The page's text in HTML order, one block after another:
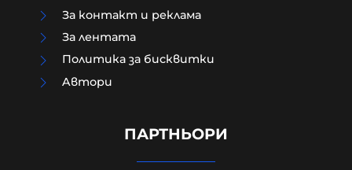
Модернизацията на бойната ни
години нехайство и саботажи
За контакт и реклама
За лентата
Политика за бисквитки
Aвтори
ПАРТНЬОРИ